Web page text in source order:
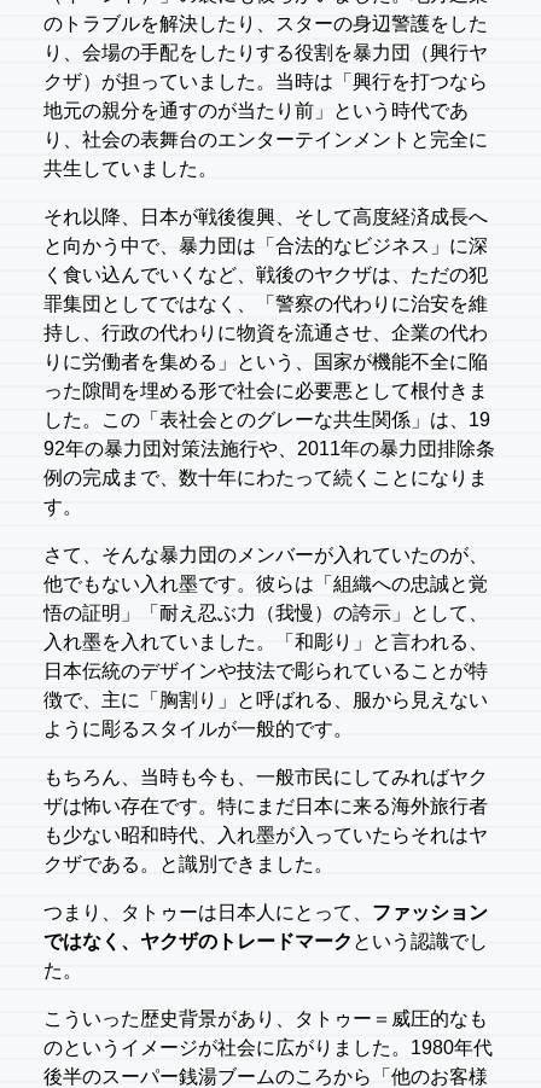
のトラブルを解決したり、スターの身辺警護をした
り、会場の手配をしたりする役割を暴力団（興行ヤ
クザ）が担っていました。当時は「興行を打つなら
地元の親分を通すのが当たり前」という時代であ
り、社会の表舞台のエンターテインメントと完全に
共生していました。
それ以降、日本が戦後復興、そして高度経済成長へ
と向かう中で、暴力団は「合法的なビジネス」に深
く食い込んでいくなど、戦後のヤクザは、ただの犯
罪集団としてではなく、「警察の代わりに治安を維
持し、行政の代わりに物資を流通させ、企業の代わ
りに労働者を集める」という、国家が機能不全に陥
った隙間を埋める形で社会に必要悪として根付きま
した。この「表社会とのグレーな共生関係」は、19
92年の暴力団対策法施行や、2011年の暴力団排除条
例の完成まで、数十年にわたって続くことになりま
す。
さて、そんな暴力団のメンバーが入れていたのが、
他でもない入れ墨です。彼らは「組織への忠誠と覚
悟の証明」「耐え忍ぶ力（我慢）の誇示」として、
入れ墨を入れていました。「和彫り」と言われる、
日本伝統のデザインや技法で彫られていることが特
徴で、主に「胸割り」と呼ばれる、服から見えない
ように彫るスタイルが一般的です。
もちろん、当時も今も、一般市民にしてみればヤク
ザは怖い存在です。特にまだ日本に来る海外旅行者
も少ない昭和時代、入れ墨が入っていたらそれはヤ
クザである。と識別できました。
つまり、タトゥーは日本人にとって、 ファッション
ではなく、ヤクザのトレードマーク という認識でし
た。
こういった歴史背景があり、タトゥー＝威圧的なも
のというイメージが社会に広がりました。1980年代
後半のスーパー銭湯ブームのころから「他のお客様